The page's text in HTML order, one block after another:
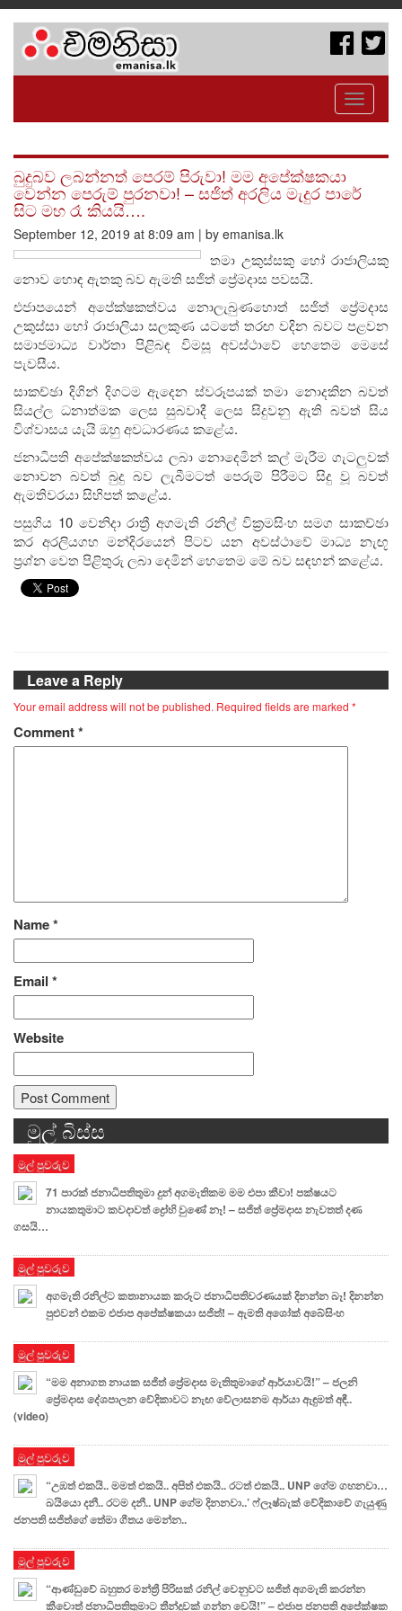
Toggle
බුදුබව ලබන්නත් පෙරම් පිරුවා! මම අපේක්ෂකයා
වෙන්න පෙරුම් පුරනවා! – සජිත් අරලිය මැදුර පාරේ
සිට මහ රෑ කියයි….
September 12, 2019 at 8:09 am | by emanisa.lk
තමා උකුස්සකු හෝ රාජාලියකු
නොව හොඳ ඇතකු බව ඇමති සජිත් ප්‍රේමදාස පවසයි.
එජාපයෙන් අපේක්ෂකත්වය නොලැබුණහොත් සජිත් ප්‍රේමදාස
උකුස්සා හෝ රාජාලියා සලකුණ යටතේ තරඟ වදින බවට පළවන
සමාජමාධ්‍ය වාර්තා පිළිබඳ විමසූ අවස්ථාවේ හෙතෙම මෙසේ
පැවසීය.
සාකච්ඡා දිගින් දිගටම ඇදෙන ස්වරූපයක් තමා නොදකින බවත්
සියල්ල ධනාත්මක ලෙස සුබවාදී ලෙස සිදුවනු ඇති බවත් සිය
විශ්වාසය යැයි ඔහු අවධාරණය කළේය.
ජනාධිපති අපේක්ෂකත්වය ලබා නොදෙමින් කල් මැරීම ගැටලුවක්
නොවන බවත් බුදු බව ලැබීමටත් පෙරුම් පිරීමට සිදු වූ බවත්
ඇමතිවරයා සිහිපත් කළේය.
පසුගිය 10 වෙනිදා රාත්‍රී අගමැති රනිල් වික්‍රමසිංහ සමග සාකච්ඡා
කර අරලියගහ මන්දිරයෙන් පිටව යන අවස්ථාවේ මාධ්‍ය නැඟූ
ප්‍රශ්න වෙත පිළිතුරු ලබා දෙමින් හෙතෙම මේ බව සඳහන් කළේය.
Leave a Reply
Your email address will not be published. Required fields are marked *
Comment*
Name*
Email *
Website
Alternative:
මුල් බිස්ස
මුල් පුවරුව
71 පාරක් ජනාධිපතිතුමා දුන් අගමැතිකම මම එපා කීවා! පක්ෂයට
නායකතුමාට කවදාවත් ද්‍රෝහි වුණේ නෑ! – සජිත් ප්‍රේමදාස නැවතත් දණ
ගසයි…
මුල් පුවරුව
අගමැති රනිල්ට කතානායක කරූට ජනාධිපතිවරණයක් දිනන්න බෑ! දිනන්න
පුළුවන් එකම එජාප අපේක්ෂකයා සජිත්! – ඇමති අශෝක් අබේසිංහ
මුල් පුවරුව
“මම අනාගත නායක සජිත් ප්‍රේමදාස මැතිතුමාගේ ආර්යාවයි!” – ජලනි
ප්‍රේමදාස දේශපාලන වේදිකාවට නැඟ වේලාසනම ආර්යා ඇඳුමත් අඳී..
(video)
මුල් පුවරුව
“උඹත් එකයි.. මමත් එකයි.. අපිත් එකයි.. රටත් එකයි.. UNP ගේම ගහනවා…
බයියො දනී.. රටම දනී.. UNP ගේම දිනනවා..’ ෆ්ලෑෂ්බැක් වේදිකාවේ ගැයුණු
ජනපති සජිත්ගේ තේමා ගීතය මෙන්න..
මුල් පුවරුව
“ආණ්ඩුවේ බහුතර මන්ත්‍රී පිරිසක් රනිල් වෙනුවට සජිත් අගමැති කරන්න
කීවොත් ජනාධිපතිතුමාට තීන්දුවක් ගන්න වෙයි!” – එජාප ජනපති අපේක්ෂක